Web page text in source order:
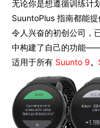
无论你是想遵循训练计
SuuntoPlus 指南都能
令人兴奋的初创公司，
中构建了自己的功能
适用于所有 Suunto 9、